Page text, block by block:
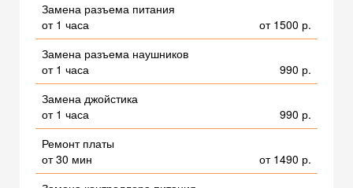
Замена разъема питания
от 1 часа
от 1500 р.
Замена разъема наушников
от 1 часа
990 р.
Замена джойстика
от 1 часа
990 р.
Ремонт платы
от 30 мин
от 1490 р.